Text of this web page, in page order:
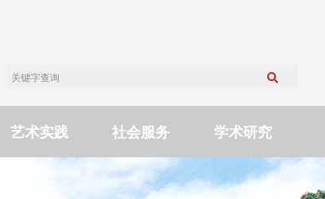
艺术实践 社会服务 学术研究